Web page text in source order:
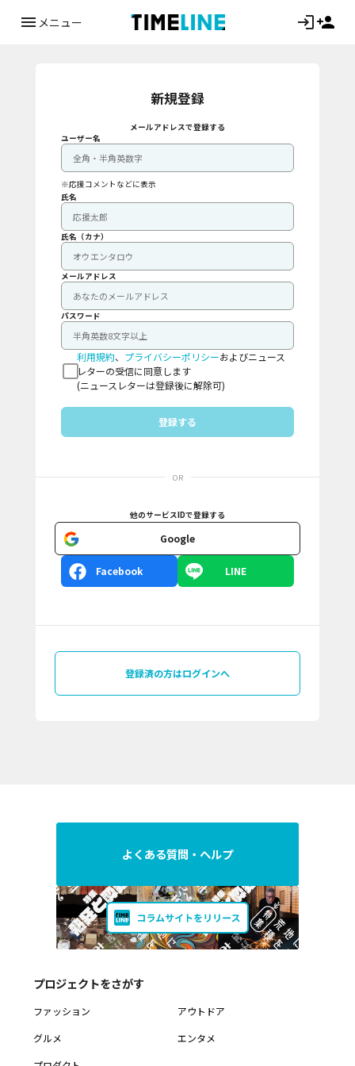
メニュー
新規登録
メールアドレスで登録する
ユーザー名
※応援コメントなどに表示
氏名
氏名（カナ）
メールアドレス
パスワード
利用規約、 プライバシーポリシーおよびニュース
レターの受信に同意します
(ニュースレターは登録後に解除可)
登録する
OR
他のサービスIDで登録する
Google
Facebook LINE
登録済の方はログインへ
よくある質問・ヘルプ
プロジェクトをさがす
ファッション
グルメ
アウトドア
エンタメ